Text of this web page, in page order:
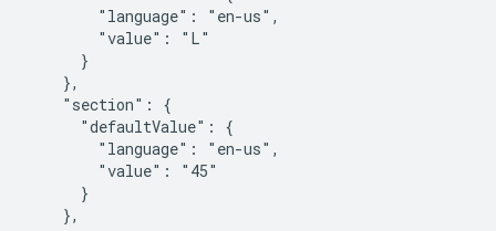
        "language": "en-us",
        "value": "L"
      }
    },
    "section": {
      "defaultValue": {
        "language": "en-us",
        "value": "45"
      }
    },